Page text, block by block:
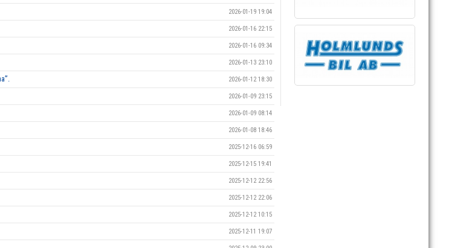
2026-01-19 19:04
2026-01-16 22:15
2026-01-16 09:34
2026-01-13 23:10
2026-01-12 18:30
2026-01-09 23:15
2026-01-09 08:14
2026-01-08 18:46
2025-12-16 06:59
2025-12-15 19:41
2025-12-12 22:56
2025-12-12 22:06
2025-12-12 10:15
2025-12-11 19:07